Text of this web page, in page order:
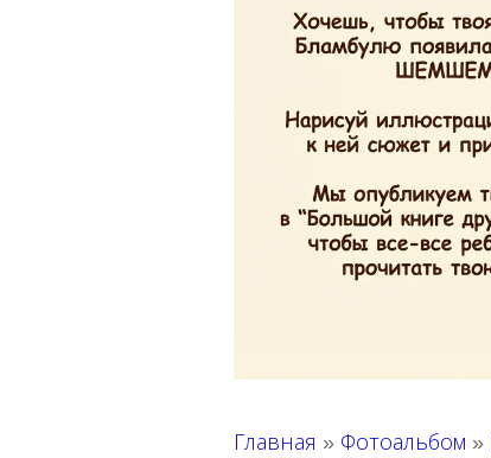
Главная » Фотоальбом »